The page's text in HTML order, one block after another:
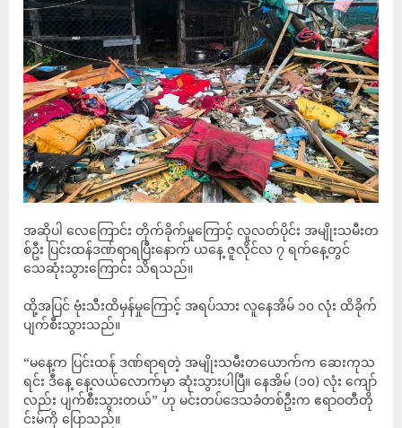
အဆိုပါ လေကြောင်း တိုက်ခိုက်မှုကြောင့် လူလတ်ပိုင်း အမျိုးသမီးတ
စ်ဦး ပြင်းထန်ဒဏ်ရာရပြီးနောက် ယနေ့ ဇူလိုင်လ ၇ ရက်နေ့တွင်
သေဆုံးသွားကြောင်း သိရသည်။
ထို့အပြင် ဗုံးသီးထိမှန်မှုကြောင့် အရပ်သား လူနေအိမ် ၁၀ လုံး ထိခိုက်
ပျက်စီးသွားသည်။
“မနေ့က ပြင်းထန် ဒဏ်ရာရတဲ့ အမျိုးသမီးတယောက်က ဆေးကုသ
ရင်း ဒီနေ့ နေ့လယ်လောက်မှာ ဆုံးသွားပါပြီ။ နေအိမ် (၁၀) လုံး ကျော်
လည်း ပျက်စီးသွားတယ်” ဟု မင်းတပ်ဒေသခံတစ်ဦးက ဧရာဝတီတို
င်းမ်ကို ပြောသည်။